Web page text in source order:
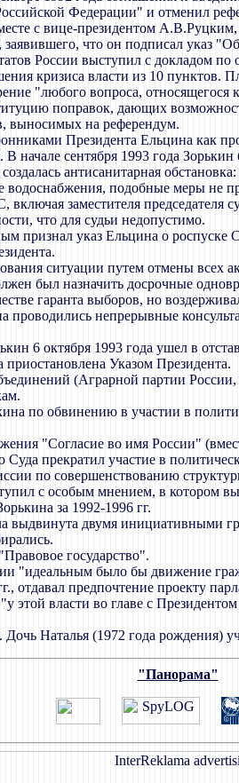
Федерации" и отменил
с вице-президентом
что он подписал указ
России выступил с докладом
кризиса власти из 10 пунктов.
"любого вопроса,
поправок, дающих
выносимых на референдум.
Президента Ельцина как
начале сентября 1993 года
антисанитарная
подобные меры не
заместителя председателя
что для судьи недопустимо.
признал указ Ельцина о
ситуации путем отмены всех
был назначить досрочные
гаранта выборов, но
проводились непрерывные
6 октября 1993 года ушел в
приостановлена Указом Президента.
(Аграрной партии
по обвинению в участии в
"Согласие во имя России"
прекратил участие в
по совершенствованию
с особым мнением, в котором
за 1992-1996 гг.
выдвинута двумя инициативными
государство".
"идеальным было бы движение
отдавал предпочтение проекту
этой власти во главе с
Наталья (1972 года рождения)
"Панорама"